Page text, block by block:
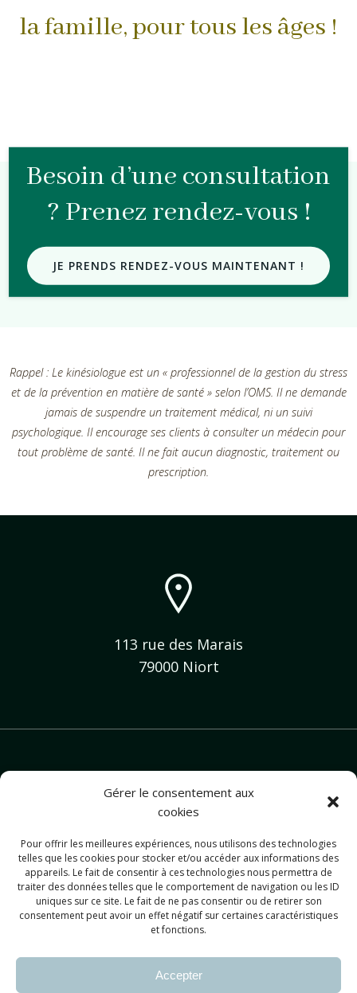
Gérer le consentement aux
cookies
Pour offrir les meilleures expériences, nous utilisons des technologies
telles que les cookies pour stocker et/ou accéder aux informations des
appareils. Le fait de consentir à ces technologies nous permettra de
traiter des données telles que le comportement de navigation ou les ID
uniques sur ce site. Le fait de ne pas consentir ou de retirer son
consentement peut avoir un effet négatif sur certaines caractéristiques
et fonctions.
Accepter
la famille, pour tous les âges !
Besoin d’une consultation
? Prenez rendez-vous !
JE PRENDS RENDEZ-VOUS MAINTENANT !
Rappel : Le kinésiologue est un « professionnel de la gestion du stress
et de la prévention en matière de santé » selon l’OMS. Il ne demande
jamais de suspendre un traitement médical, ni un suivi
psychologique. Il encourage ses clients à consulter un médecin pour
tout problème de santé. Il ne fait aucun diagnostic, traitement ou
prescription.
113 rue des Marais
79000 Niort
contact@christellekinesiologie.com